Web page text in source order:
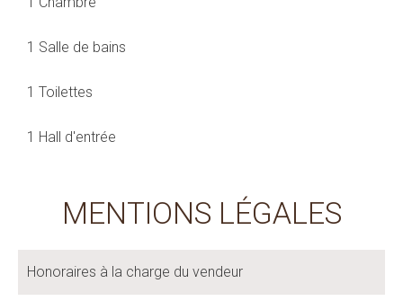
1 Salle de bains
1 Toilettes
1 Hall d'entrée
MENTIONS LÉGALES
Honoraires à la charge du vendeur